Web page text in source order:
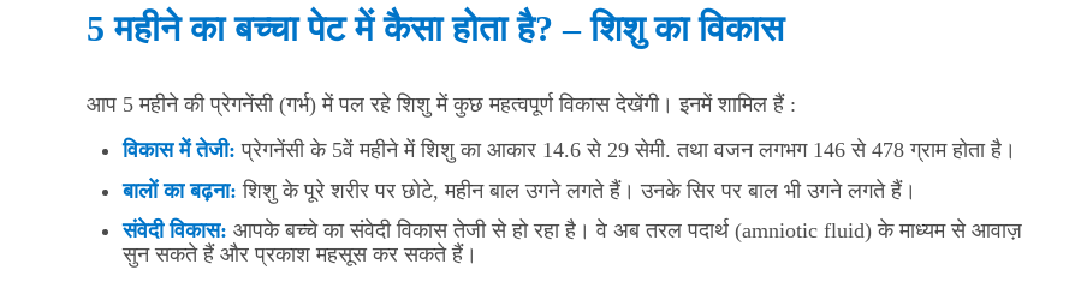
5 महीने का बच्चा पेट में कैसा होता है? – शिशु का विकास
आप 5 महीने की प्रेगनेंसी (गर्भ) में पल रहे शिशु में कुछ महत्वपूर्ण विकास देखेंगी। इनमें शामिल हैं :
विकास में तेजी:प्रेगनेंसी के 5वें महीने में शिशु का आकार 14.6 से 29 सेमी. तथा वजन लगभग 146 से 478 ग्राम होता है।
बालों का बढ़ना:शिशु के पूरे शरीर पर छोटे, महीन बाल उगने लगते हैं। उनके सिर पर बाल भी उगने लगते हैं।
संवेदी विकास: आपके बच्चे का संवेदी विकास तेजी से हो रहा है। वे अब तरल पदार्थ (amniotic fluid) के माध्यम से आवाज़
सुन सकते हैं और प्रकाश महसूस कर सकते हैं।